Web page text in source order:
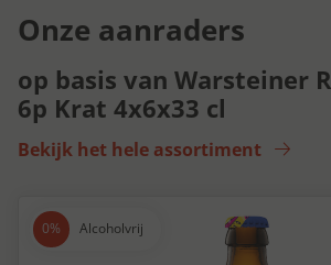
Onze aanraders
op basis van Warsteiner
6p Krat 4x6x33 cl
Bekijk het hele assortiment
Alcoholvrij